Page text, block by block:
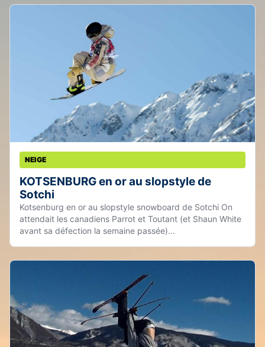
NEIGE
KOTSENBURG en or au slopstyle de
Sotchi
Kotsenburg en or au slopstyle snowboard de Sotchi On
attendait les canadiens Parrot et Toutant (et Shaun White
avant sa défection la semaine passée)...